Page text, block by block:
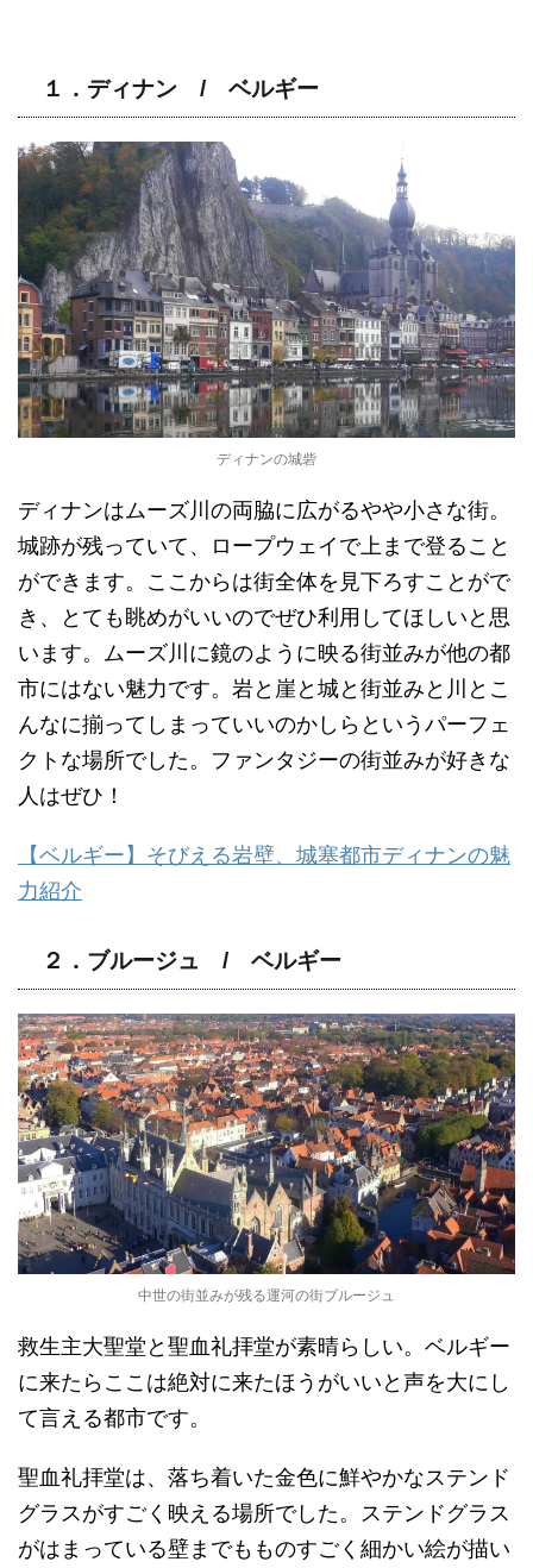
１．ディナン / ベルギー
ディナンの城砦
ディナンはムーズ川の両脇に広がるやや小さな街。
城跡が残っていて、ロープウェイで上まで登ること
ができます。ここからは街全体を見下ろすことがで
き、とても眺めがいいのでぜひ利用してほしいと思
います。ムーズ川に鏡のように映る街並みが他の都
市にはない魅力です。岩と崖と城と街並みと川とこ
んなに揃ってしまっていいのかしらというパーフェ
クトな場所でした。ファンタジーの街並みが好きな
人はぜひ！
【ベルギー】そびえる岩壁、城塞都市ディナンの魅
力紹介
２．ブルージュ / ベルギー
中世の街並みが残る運河の街ブルージュ
救生主大聖堂と聖血礼拝堂が素晴らしい。ベルギー
に来たらここは絶対に来たほうがいいと声を大にし
て言える都市です。
聖血礼拝堂は、落ち着いた金色に鮮やかなステンド
グラスがすごく映える場所でした。ステンドグラス
がはまっている壁までもものすごく細かい絵が描い